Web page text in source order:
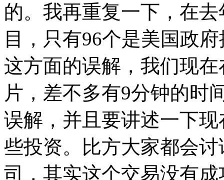
的。我再重复一下，在
目，只有96个是美国政
这方面的误解，我们现
片，差不多有9分钟的时
误解，并且要讲述一下
些投资。比方大家都会
司，其实这个交易没有